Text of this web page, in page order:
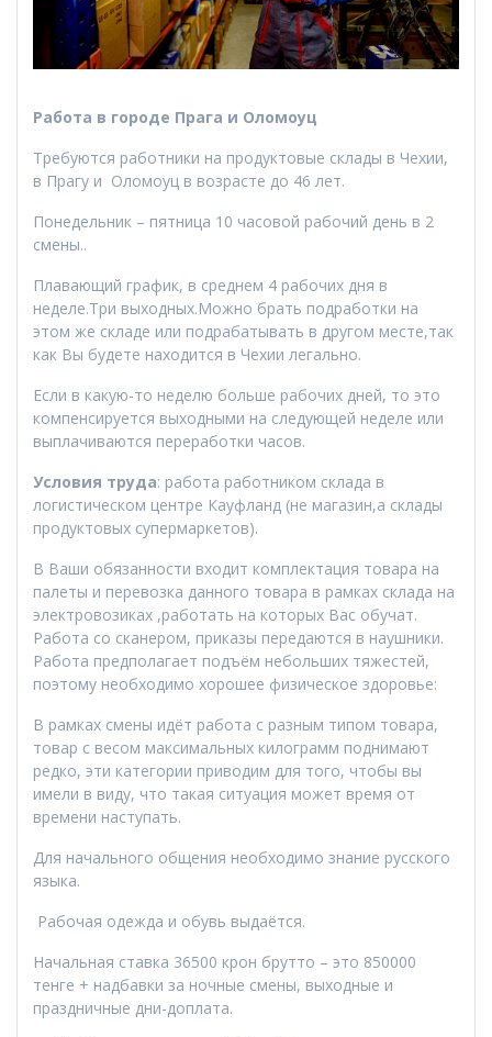
Работа в городе Прага и Оломоуц
Требуются работники на продуктовые склады в Чехии,
в Прагу и Оломоуц в возрасте до 46 лет.
Понедельник – пятница 10 часовой рабочий день в 2
смены..
Плавающий график, в среднем 4 рабочих дня в
неделе.Три выходных.Можно брать подработки на
этом же складе или подрабатывать в другом месте,так
как Вы будете находится в Чехии легально.
Если в какую-то неделю больше рабочих дней, то это
компенсируется выходными на следующей неделе или
выплачиваются переработки часов.
Условия труда: работа работником склада в
логистическом центре Кауфланд (не магазин,а склады
продуктовых супермаркетов).
В Ваши обязанности входит комплектация товара на
палеты и перевозка данного товара в рамках склада на
электровозиках ,работать на которых Вас обучат.
Работа со сканером, приказы передаются в наушники.
Работа предполагает подъём небольших тяжестей,
поэтому необходимо хорошее физическое здоровье:
В рамках смены идёт работа с разным типом товара,
товар с весом максимальных килограмм поднимают
редко, эти категории приводим для того, чтобы вы
имели в виду, что такая ситуация может время от
времени наступать.
Для начального общения необходимо знание русского
языка.
Рабочая одежда и обувь выдаётся.
Начальная ставка 36500 крон брутто – это 850000
тенге + надбавки за ночные смены, выходные и
праздничные дни-доплата.